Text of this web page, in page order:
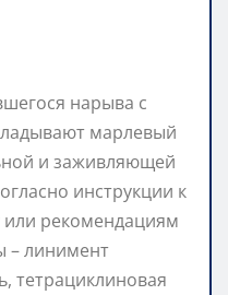
нарыва с
марлевый
и заживляющей
инструкции к
или рекомендациям
– линимент
тетрациклиновая